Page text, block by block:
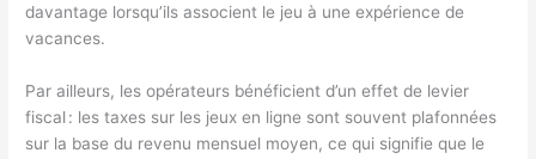
davantage lorsqu’ils associent le jeu à une expérience de
vacances.
Par ailleurs, les opérateurs bénéficient d’un effet de levier
fiscal : les taxes sur les jeux en ligne sont souvent plafonnées
sur la base du revenu mensuel moyen, ce qui signifie que le